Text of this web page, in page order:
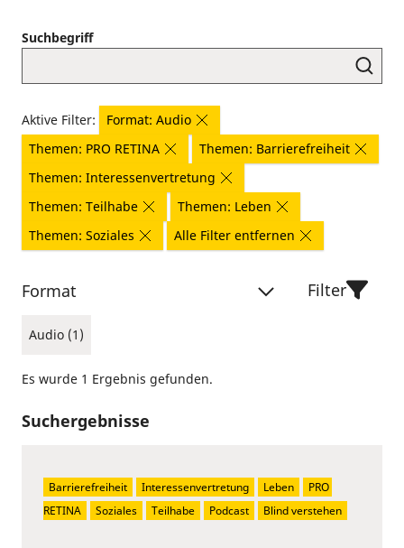
Suchbegriff
Aktive Filter:
Format: Audio
Themen: PRO RETINA
Themen: Barrierefreiheit
Themen: Interessenvertretung
Themen: Teilhabe
Themen: Leben
Themen: Soziales
Alle Filter entfernen
Format
Audio (1)
Filter
Es wurde 1 Ergebnis gefunden.
Suchergebnisse
Barrierefreiheit Interessenvertretung Leben
PRO
RETINA
Soziales Teilhabe Podcast Blind verstehen